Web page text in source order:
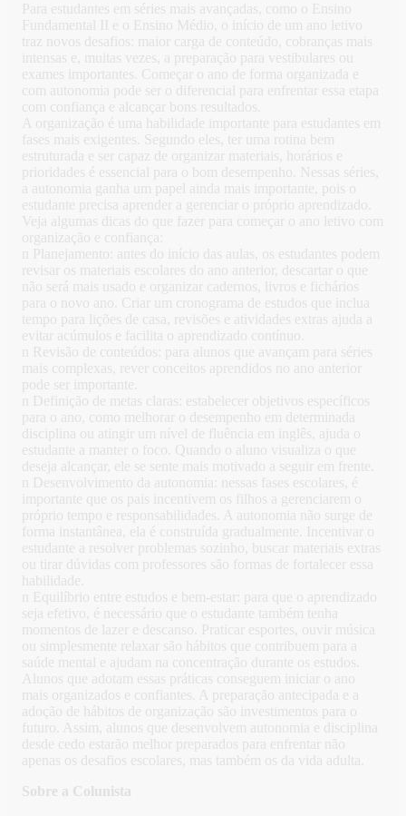
Para estudantes em séries mais avançadas, como o Ensino
Fundamental II e o Ensino Médio, o início de um ano letivo
traz novos desafios: maior carga de conteúdo, cobranças mais
intensas e, muitas vezes, a preparação para vestibulares ou
exames importantes. Começar o ano de forma organizada e
com autonomia pode ser o diferencial para enfrentar essa etapa
com confiança e alcançar bons resultados.
A organização é uma habilidade importante para estudantes em
fases mais exigentes. Segundo eles, ter uma rotina bem
estruturada e ser capaz de organizar materiais, horários e
prioridades é essencial para o bom desempenho. Nessas séries,
a autonomia ganha um papel ainda mais importante, pois o
estudante precisa aprender a gerenciar o próprio aprendizado.
Veja algumas dicas do que fazer para começar o ano letivo com
organização e confiança:
n Planejamento: antes do início das aulas, os estudantes podem
revisar os materiais escolares do ano anterior, descartar o que
não será mais usado e organizar cadernos, livros e fichários
para o novo ano. Criar um cronograma de estudos que inclua
tempo para lições de casa, revisões e atividades extras ajuda a
evitar acúmulos e facilita o aprendizado contínuo.
n Revisão de conteúdos: para alunos que avançam para séries
mais complexas, rever conceitos aprendidos no ano anterior
pode ser importante.
n Definição de metas claras: estabelecer objetivos específicos
para o ano, como melhorar o desempenho em determinada
disciplina ou atingir um nível de fluência em inglês, ajuda o
estudante a manter o foco. Quando o aluno visualiza o que
deseja alcançar, ele se sente mais motivado a seguir em frente.
n Desenvolvimento da autonomia: nessas fases escolares, é
importante que os pais incentivem os filhos a gerenciarem o
próprio tempo e responsabilidades. A autonomia não surge de
forma instantânea, ela é construída gradualmente. Incentivar o
estudante a resolver problemas sozinho, buscar materiais extras
ou tirar dúvidas com professores são formas de fortalecer essa
habilidade.
n Equilíbrio entre estudos e bem-estar: para que o aprendizado
seja efetivo, é necessário que o estudante também tenha
momentos de lazer e descanso. Praticar esportes, ouvir música
ou simplesmente relaxar são hábitos que contribuem para a
saúde mental e ajudam na concentração durante os estudos.
Alunos que adotam essas práticas conseguem iniciar o ano
mais organizados e confiantes. A preparação antecipada e a
adoção de hábitos de organização são investimentos para o
futuro. Assim, alunos que desenvolvem autonomia e disciplina
desde cedo estarão melhor preparados para enfrentar não
apenas os desafios escolares, mas também os da vida adulta.
Sobre a Colunista